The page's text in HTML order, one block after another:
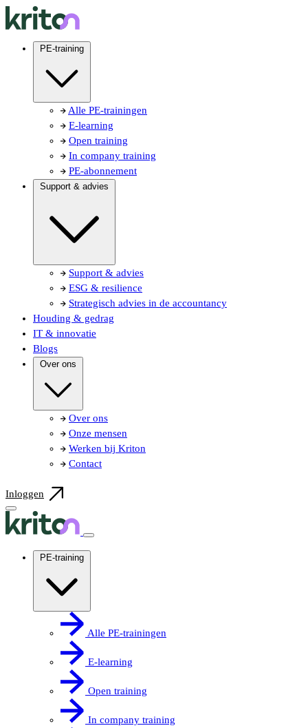
PE-training
Alle PE-trainingen
E-learning
Open training
In company training
PE-abonnement
Support & advies
Support & advies
ESG & resilience
Strategisch advies in de accountancy
Houding & gedrag
IT & innovatie
Blogs
Over ons
Over ons
Onze mensen
Werken bij Kriton
Contact
Inloggen
PE-training
Alle PE-trainingen
E-learning
Open training
In company training